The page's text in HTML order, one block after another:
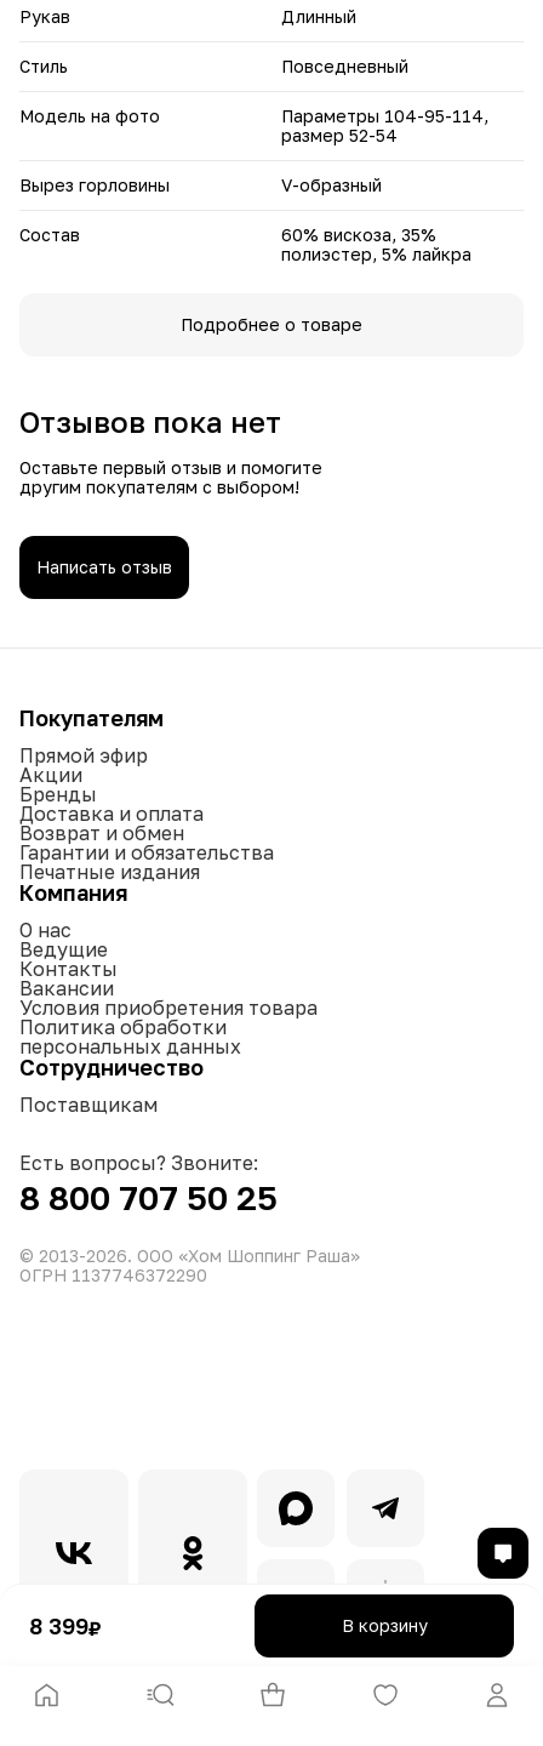
Рукав Длинный
Стиль Повседневный
Модель на фото
Параметры 104-95-114,
размер 52-54
Вырез горловины V-образный
Состав
60% вискоза, 35%
полиэстер, 5% лайкра
Подробнее о товаре
8 399₽ В корзину
Отзывов пока нет
Оставьте первый отзыв и помогите
другим покупателям с выбором!
Написать отзыв
Покупателям
Прямой эфир
Акции
Бренды
Доставка и оплата
Возврат и обмен
Гарантии и обязательства
Печатные издания
Компания
О нас
Ведущие
Контакты
Вакансии
Условия приобретения товара
Политика обработки
персональных данных
Сотрудничество
Поставщикам
Есть вопросы? Звоните:
8 800 707 50 25
© 2013-2026. ООО «Хом Шоппинг Раша»
ОГРН 1137746372290